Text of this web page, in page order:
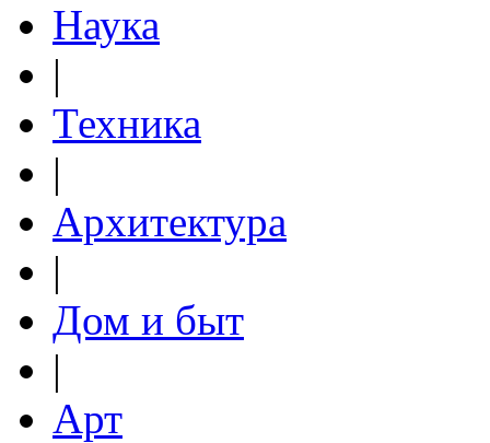
Наука
|
Техника
|
Архитектура
|
Дом и быт
|
Арт